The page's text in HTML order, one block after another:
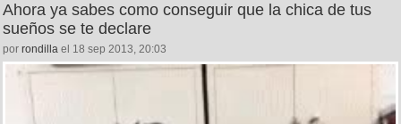
Ahora ya sabes como conseguir que la chica de tus
sueños se te declare
por rondilla el 18 sep 2013, 20:03